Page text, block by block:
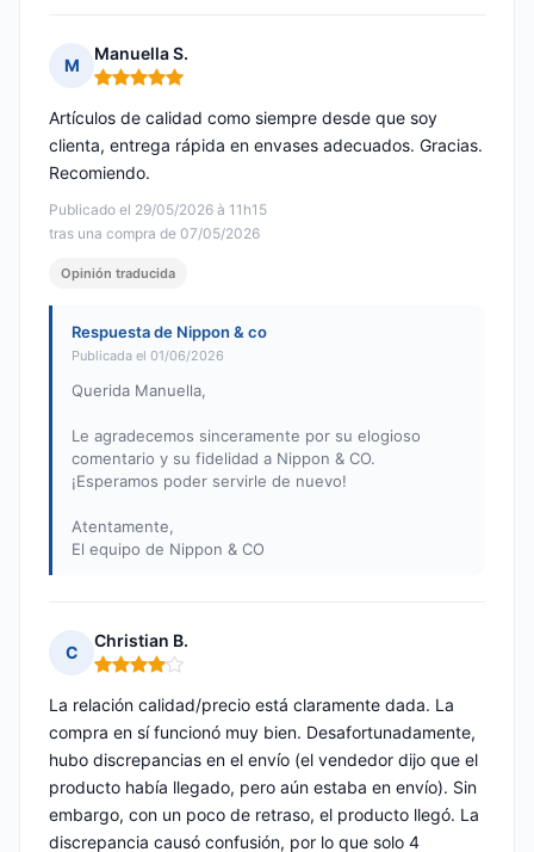
M
Manuella S.
Nota: 5 de 5
Publicado el 29/05/2026 à 11h15
tras una compra de 07/05/2026
Artículos de calidad como siempre desde que soy
clienta, entrega rápida en envases adecuados. Gracias.
Recomiendo.
Opinión traducida
Respuesta de Nippon & co
Publicada el 01/06/2026
Querida Manuella,
Le agradecemos sinceramente por su elogioso
comentario y su fidelidad a Nippon & CO.
¡Esperamos poder servirle de nuevo!
Atentamente,
El equipo de Nippon & CO
C
Christian B.
Nota: 4 de 5
La relación calidad/precio está claramente dada. La
compra en sí funcionó muy bien. Desafortunadamente,
hubo discrepancias en el envío (el vendedor dijo que el
producto había llegado, pero aún estaba en envío). Sin
embargo, con un poco de retraso, el producto llegó. La
discrepancia causó confusión, por lo que solo 4